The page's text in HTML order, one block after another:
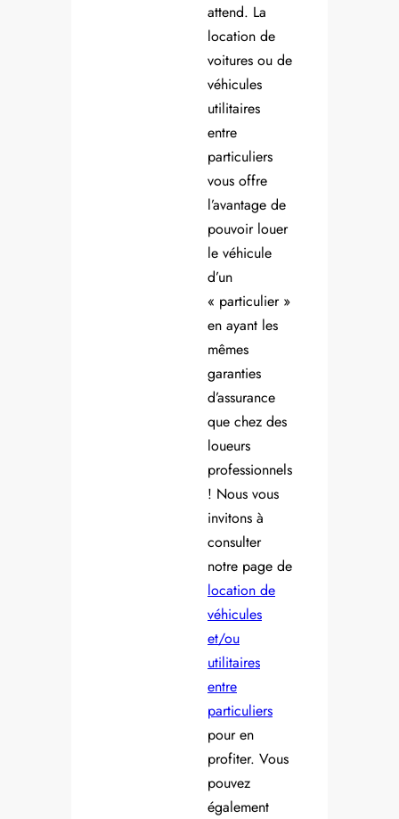
attend. La
location de
voitures ou de
véhicules
utilitaires
entre
particuliers
vous offre
l’avantage de
pouvoir louer
le véhicule
d’un
« particulier »
en ayant les
mêmes
garanties
d’assurance
que chez des
loueurs
professionnels
! Nous vous
invitons à
consulter
notre page de
location de
véhicules
et/ou
utilitaires
entre
particuliers
pour en
profiter. Vous
pouvez
également